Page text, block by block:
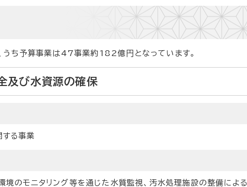
うち予算事業は47事業約182億円となっています。
及び水資源の確保
る事業
境のモニタリング等を通じた水質監視、汚水処理施設の整備によ